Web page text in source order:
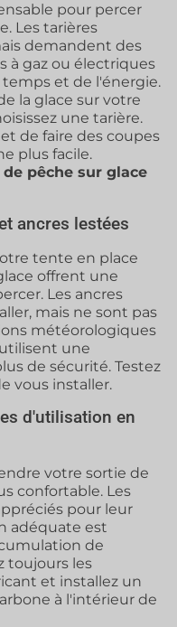
pour percer
Les tarières
demandent des
à gaz ou électriques
et de l'énergie.
la glace sur votre
une tarière.
de faire des coupes
plus facile.
pêche sur glace
ancres lestées
tente en place
offrent une
Les ancres
mais ne sont pas
météorologiques
une
de sécurité. Testez
vous installer.
d'utilisation en
votre sortie de
confortable. Les
pour leur
adéquate est
de
toujours les
et installez un
à l'intérieur de